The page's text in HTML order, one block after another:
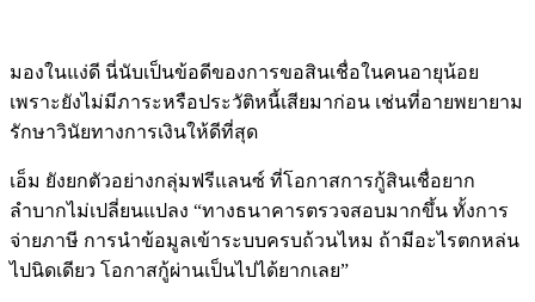
มองในแง่ดี นี่นับเป็นข้อดีของการขอสินเชื่อในคนอายุน้อย
เพราะยังไม่มีภาระหรือประวัติหนี้เสียมาก่อน เช่นที่อายพยายาม
รักษาวินัยทางการเงินให้ดีที่สุด
เอ็ม ยังยกตัวอย่างกลุ่มฟรีแลนซ์ ที่โอกาสการกู้สินเชื่อยาก
ลำบากไม่เปลี่ยนแปลง “ทางธนาคารตรวจสอบมากขึ้น ทั้งการ
จ่ายภาษี การนำข้อมูลเข้าระบบครบถ้วนไหม ถ้ามีอะไรตกหล่น
ไปนิดเดียว โอกาสกู้ผ่านเป็นไปได้ยากเลย”